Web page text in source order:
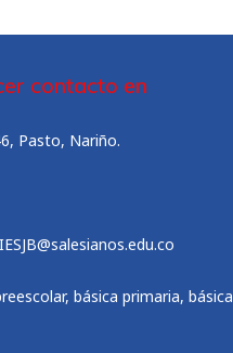
contacto en
Pasto, Nariño.
básica primaria,